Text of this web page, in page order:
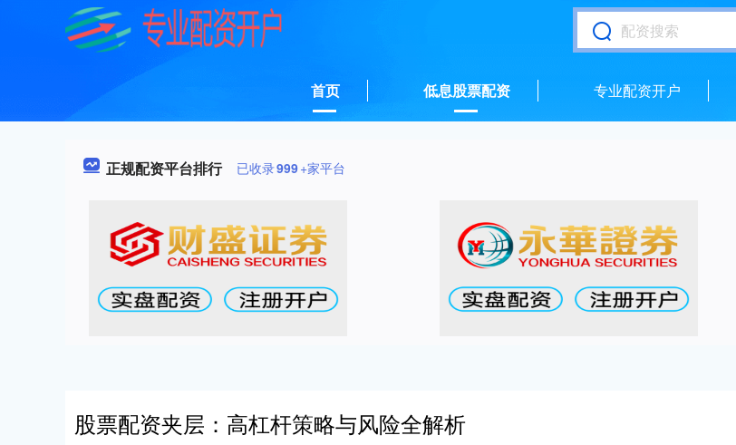
首页 低息股票配资 专业配资开户
正规配资平台排行 已收录999+家平台
股票配资夹层：高杠杆策略与风险全解析